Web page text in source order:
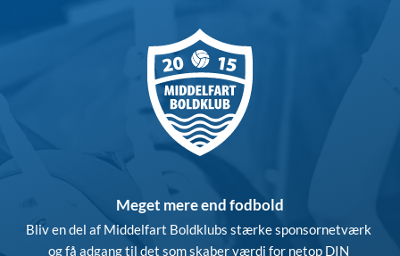
Meget mere end fodbold
Bliv en del af Middelfart Boldklubs stærke sponsornetværk
og få adgang til det som skaber værdi for netop DIN